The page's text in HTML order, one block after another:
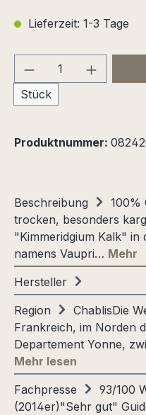
Lieferzeit: 1-3 Tage
Produkt
Stück
Produktnummer:
Beschreibung
100%
trocken, besonders
"Kimmeridgium Kalk" in
namens Vaupri… Mehr
Hersteller
Region
ChablisDie
Frankreich, im Norden
Departement Yonne,
Mehr lesen
Fachpresse
93/100
(2014er)"Sehr gut"